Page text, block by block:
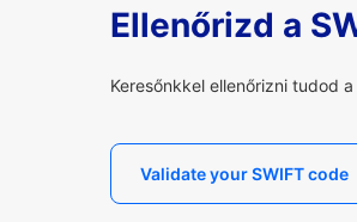
Ellenőrizd a
Keresőnkkel ellenőrizni tudod
Validate your SWIFT code